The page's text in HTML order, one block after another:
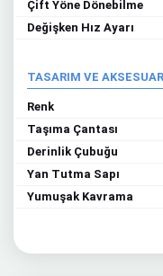
Çift Yöne Dönebilme
Değişken Hız Ayarı
TASARIM VE AKSESUAR
Renk
Taşıma Çantası
Derinlik Çubuğu
Yan Tutma Sapı
Yumuşak Kavrama